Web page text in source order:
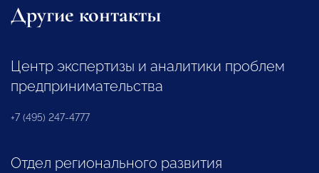
Другие контакты
Центр экспертизы и аналитики проблем
предпринимательства
+7 (495) 247-4777
Отдел регионального развития